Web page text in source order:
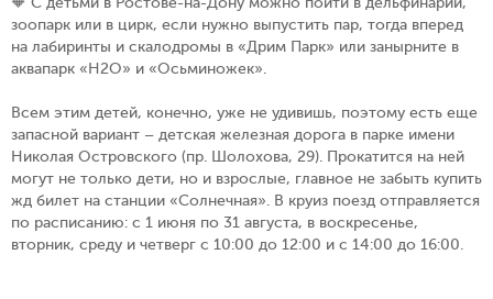
зоопарк или в цирк, если нужно выпустить пар, тогда вперед
на лабиринты и скалодромы в «Дрим Парк» или занырните в
аквапарк «H2O» и «Осьминожек».
Всем этим детей, конечно, уже не удивишь, поэтому есть еще
запасной вариант – детская железная дорога в парке имени
Николая Островского (пр. Шолохова, 29). Прокатится на ней
могут не только дети, но и взрослые, главное не забыть купить
жд билет на станции «Солнечная». В круиз поезд отправляется
по расписанию: с 1 июня по 31 августа, в воскресенье,
вторник, среду и четверг с 10:00 до 12:00 и с 14:00 до 16:00.